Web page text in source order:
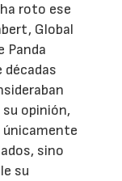
roto ese
Global
Panda
décadas
su opinión,
sino
su